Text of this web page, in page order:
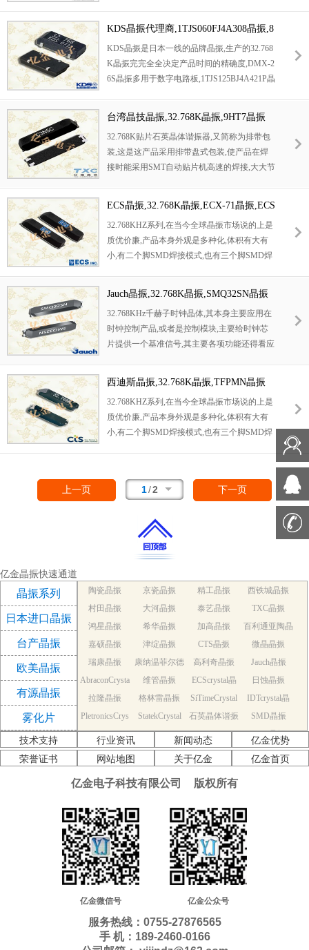
曲线要求,金属外壳的石英晶振使得产品在封装
时能发挥比陶瓷晶振外壳更好的耐冲击性能.
KDS晶振代理商,1TJS060FJ4A308晶振,8
038石英晶体谐振器
KDS晶振是日本一线的品牌晶振,生产的32.768
K晶振完完全全决定产品时间的精确度,DMX-2
6S晶振多用于数字电路板,1TJS125BJ4A421P晶
台湾晶技晶振,32.768K晶振,9HT7晶振
32.768K贴片石英晶体谐振器,又简称为排带包
装,这是这产品采用排带盘式包装,使产品在焊
接时能采用SMT自动贴片机高速的焊接,大大节
制模块,主要给时钟芯片提供一个基准信号,其
主要各项功能还得看应用何种产品.本产品具有
小型,薄型,轻型的贴片晶振表面型音叉式石英
晶体谐振器,产品具有优良的耐热性,耐环境特
满足无铅焊接的高温回流温度曲线要求.
ECS晶振,32.768K晶振,ECX-71晶振,ECS
-.327-12.5-38-TR晶振
32.768KHZ系列,在当今全球晶振市场说的上是
质优价廉,产品本身外观是多种化,体积有大有
小,有二个脚SMD焊接模式,也有三个脚SMD焊
模式的32.768KHZ晶体系列,产品应用范围非常
广阔,比如多种电子消费类,手机应用,蓝牙多功
能播放器,无线通讯产品,平板电脑等多个领域,
因32.768KHZ晶体本身外观款式多元化,所以适
晶体本身有重量轻,体积小,超薄型等多种优势,
Jauch晶振,32.768K晶振,SMQ32SN晶振
32.768KHz千赫子时钟晶体,其本身主要应用在
时钟控制产品,或者是控制模块,主要给时钟芯
片提供一个基准信号,其主要各项功能还得看应
良的耐热性,耐环境特性,可发挥晶振优良的电
气特性,符合RoHS规定,满足无铅焊接的高温回
流温度曲线要求,金属外壳的封装使得产品在封
装时能发挥比陶瓷谐振器外壳更好的耐冲击性.
西迪斯晶振,32.768K晶振,TFPMN晶振
32.768KHZ系列,在当今全球晶振市场说的上是
质优价廉,产品本身外观是多种化,体积有大有
小,有二个脚SMD焊接模式,也有三个脚SMD焊
模式的32.768KHZ晶体系列,产品应用范围非常
广阔,比如多种电子消费类,手机应用,蓝牙多功
因32.768KHZ晶体本身外观款式多元化,所以适
合多个产品应用.并且满足欧盟ROHS环保要求,
晶体本身有重量轻,体积小,超薄型等多种优势,
上一页 1/2 下一页
亿金晶振快速通道
晶振系列
日本进口晶振
台产晶振
欧美晶振
有源晶振
雾化片
陶瓷晶振 京瓷晶振 精工晶振
西铁城晶振
村田晶振
大河晶振 泰艺晶振
TXC晶振
鸿星晶振
希华晶振 加高晶振
百利通亚陶晶
振
嘉硕晶振 津绽晶振 CTS晶振
微晶晶振
瑞康晶振
康纳温菲尔德
晶振
高利奇晶振
Jauch晶振
AbraconCrysta
l晶振
维管晶振
ECScrystal晶
振
日蚀晶振
拉隆晶振
格林雷晶振
SiTimeCrystal
晶振
IDTcrystal晶
振
PletronicsCrys
tal晶振
StatekCrystal
晶振
石英晶体谐振
器
SMD晶振
KDS Quartz cr
ystal
NDK Quartz c
rystal
EPSON Quart
z crystal
AEK晶振
AEL晶振
Cardinal晶振 Crystek晶振
Euroquartz晶
振
KVG晶振
MMDCOMP
MtronPTI晶振
QuartzCom晶
振
QuartzChnik
SUNTSU晶振
Transko晶振
WI2WI晶振
富士晶振
MERCURY晶
振
韩国三呢晶振
ITTI晶振 ACT晶振
Lihom晶振
rubyquartz晶
Oscilent晶振
SHINSUNG
晶振
SMI晶振 PDI晶振
C-TECH晶振
Microchip晶
NIC晶振
QVS晶振 Bomar晶振
技术支持 行业资讯 新闻动态
亿金优势
荣誉证书
网站地图 关于亿金 亿金首页
亿金电子科技有限公司 版权所有
亿金微信号 亿金公众号
服务热线：0755-27876565
手 机：189-2460-0166